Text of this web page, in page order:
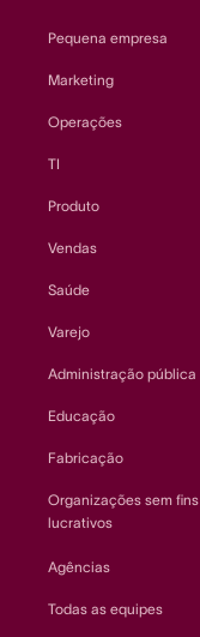
Pequena empresa
Marketing
Operações
TI
Produto
Vendas
Saúde
Varejo
Administração pública
Educação
Fabricação
Organizações sem fins
lucrativos
Agências
Todas as equipes